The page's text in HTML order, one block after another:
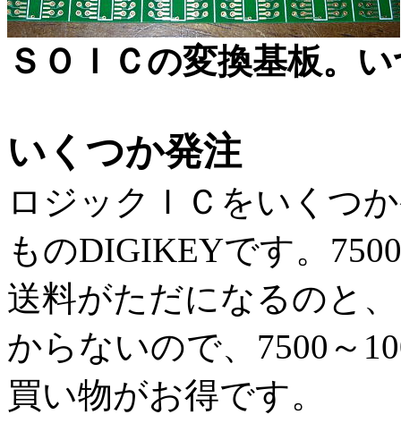
ＳＯＩＣの変換基板。
いくつか発注
ロジックＩＣをいくつ
ものDIGIKEYです。
送料がただになるのと
からないので、7500～
買い物がお得です。